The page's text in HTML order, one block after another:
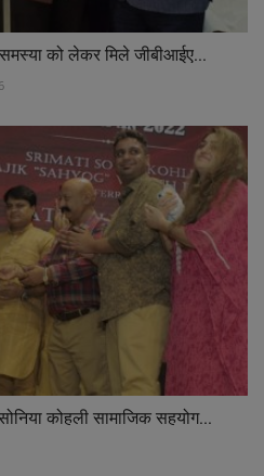
को लेकर मिले जीबीआईए...
कोहली सामाजिक सहयोग...